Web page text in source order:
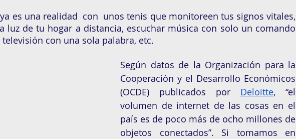
es una realidad  con  unos tenis que monitoreen tus signos vitales,
luz de tu hogar a distancia, escuchar música con solo un comando
con una sola palabra, etc.
Según datos de la Organización para la
Cooperación y el Desarrollo Económicos
(OCDE) publicados por Deloitte, “el
volumen de internet de las cosas en el
país es de poco más de ocho millones de
objetos conectados”. Si tomamos en